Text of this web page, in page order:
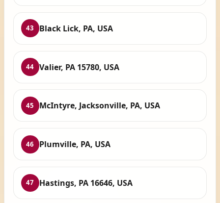
43 Black Lick, PA, USA
44 Valier, PA 15780, USA
45 McIntyre, Jacksonville, PA, USA
46 Plumville, PA, USA
47 Hastings, PA 16646, USA